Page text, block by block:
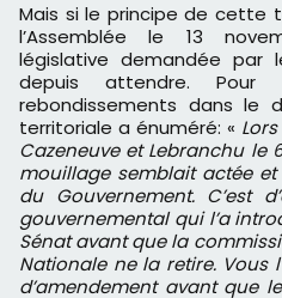
Mais si le principe de
l’Assemblée le 13
législative demandée par
depuis attendre. Pour
rebondissements dans le
territoriale a énuméré: «
Cazeneuve et Lebranchu le
mouillage semblait actée
du Gouvernement. C’est
gouvernemental qui l’a
Sénat avant que la
Nationale ne la retire. Vous
d’amendement avant que